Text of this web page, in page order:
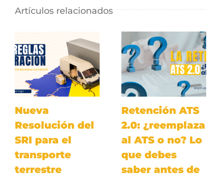
Artículos relacionados
Nueva
Resolución del
SRI para el
transporte
terrestre
Retención ATS
2.0: ¿reemplaza
al ATS o no? Lo
que debes
saber antes de